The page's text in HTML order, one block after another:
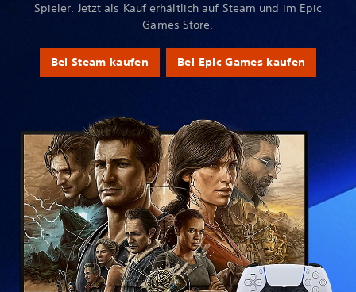
Spieler. Jetzt als Kauf erhältlich auf Steam und im Epic
Games Store.
Bei Steam kaufen Bei Epic Games kaufen